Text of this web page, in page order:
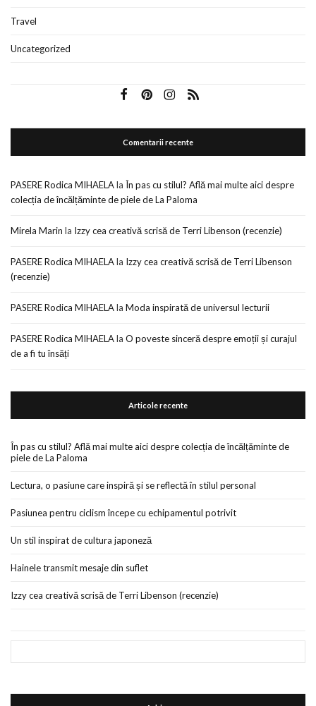
Travel
Uncategorized
Comentarii recente
PASERE Rodica MIHAELAla În pas cu stilul? Află mai multe aici despre
colecția de încălțăminte de piele de La Paloma
Mirela Marin la Izzy cea creativă scrisă de Terri Libenson (recenzie)
PASERE Rodica MIHAELAla Izzy cea creativă scrisă de Terri Libenson
(recenzie)
PASERE Rodica MIHAELAla Moda inspirată de universul lecturii
PASERE Rodica MIHAELAla O poveste sinceră despre emoții și curajul
de a fi tu însăți
Articole recente
În pas cu stilul? Află mai multe aici despre colecția de încălțăminte de
piele de La Paloma
Lectura, o pasiune care inspiră și se reflectă în stilul personal
Pasiunea pentru ciclism începe cu echipamentul potrivit
Un stil inspirat de cultura japoneză
Hainele transmit mesaje din suflet
Izzy cea creativă scrisă de Terri Libenson (recenzie)